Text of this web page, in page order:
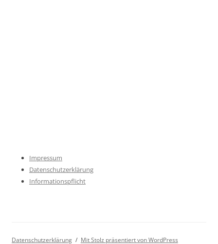
Impressum
Datenschutzerklärung
Informationspflicht
Datenschutzerklärung Mit Stolz präsentiert von WordPress